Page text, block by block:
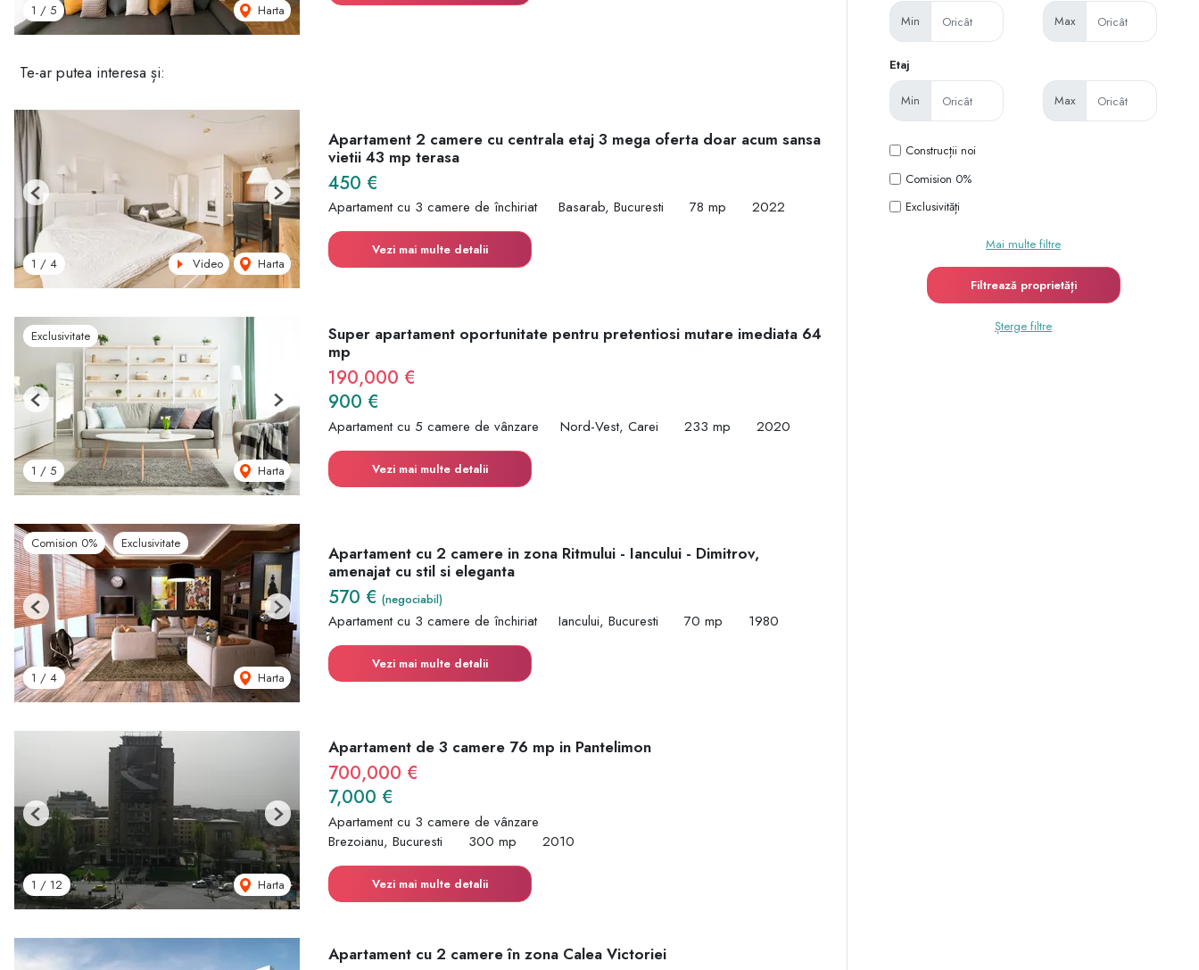
1 / 5 Harta
Te-ar putea interesa și:
1 / 4 Video Harta
Previous Next
Apartament 2 camere cu centrala etaj 3 mega oferta doar acum sansa
vietii 43 mp terasa
450 €
Apartament cu 3 camere de închiriat Basarab, Bucuresti 78 mp 2022
Vezi mai multe detalii
Exclusivitate
1 / 5 Harta
Previous Next
Super apartament oportunitate pentru pretentiosi mutare imediata 64
mp
190,000 €
900 €
Apartament cu 5 camere de vânzare Nord-Vest, Carei 233 mp 2020
Vezi mai multe detalii
Comision 0% Exclusivitate
1 / 4 Harta
Previous Next
Apartament cu 2 camere in zona Ritmului - Iancului - Dimitrov,
amenajat cu stil si eleganta
570 € (negociabil)
Apartament cu 3 camere de închiriat Iancului, Bucuresti 70 mp 1980
Vezi mai multe detalii
1 / 12 Harta
Previous Next
Apartament de 3 camere 76 mp in Pantelimon
700,000 €
7,000 €
Apartament cu 3 camere de vânzare
Brezoianu, Bucuresti
300 mp 2010
Vezi mai multe detalii
Apartament cu 2 camere în zona Calea Victoriei
Min Max
Etaj
Min Max
Construcții noi
Comision 0%
Exclusivități
Mai multe filtre
Șterge filtre